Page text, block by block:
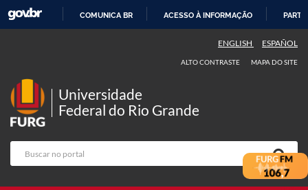
COMUNICA BR ACESSO À INFORMAÇÃO
ENGLISH ESPAÑOL
ALTO CONTRASTE MAPA DO SITE
Universidade
Federal do Rio Grande